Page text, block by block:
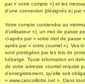
par « votre compte ») et les
d’une connexion (désignés ici par
Votre compte contiendra au
d’utilisateur »), un mot de passe
ci-après par « votre mot de passe
après par « votre courriel »). Vos
sont protégées par les lois de
héberge. Toute information en-
de votre adresse courriel requise
d’enregistrement, qu’elle soit
« www.cancoillotte.net ». Dans